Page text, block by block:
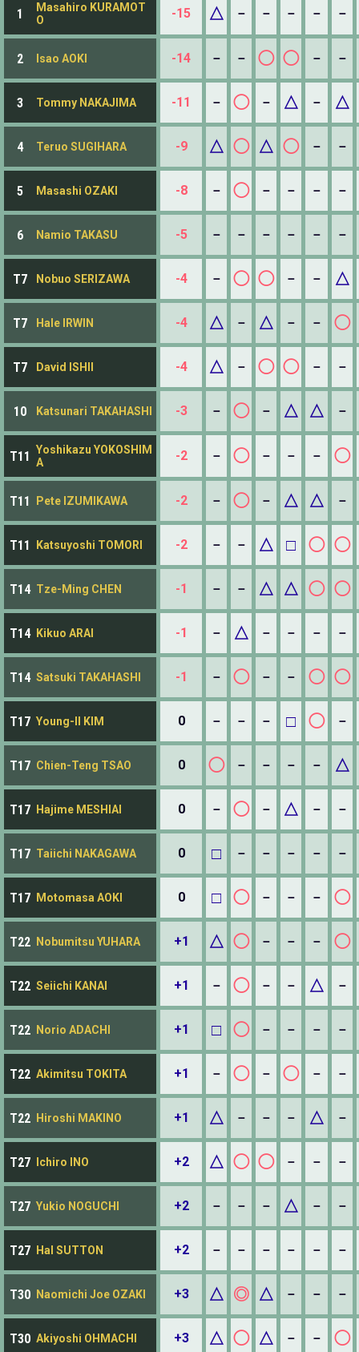
1
Masahiro KURAMOT
O
-15 △ － － － － －
2 Isao AOKI -14 － － ◯ ◯ － －
3 Tommy NAKAJIMA -11 － ◯ － △ － △
4 Teruo SUGIHARA -9 △ ◯ △ ◯ － －
5 Masashi OZAKI -8 － ◯ － － － －
6 Namio TAKASU -5 － － － － － －
T7 Nobuo SERIZAWA -4 － ◯ ◯ － － △
T7 Hale IRWIN -4 △ － △ － － ◯
T7 David ISHII -4 △ － ◯ ◯ － －
10 Katsunari TAKAHASHI -3 － ◯ － △ △ －
T11 Yoshikazu YOKOSHIM
A
-2 － ◯ － － － ◯
T11 Pete IZUMIKAWA -2 － ◯ － △ △ －
T11 Katsuyoshi TOMORI -2 － － △ □ ◯ ◯
T14 Tze-Ming CHEN -1 － － △ △ ◯ ◯
T14 Kikuo ARAI -1 － △ － － － －
T14 Satsuki TAKAHASHI -1 － ◯ － － ◯ ◯
T17 Young-Il KIM 0 － － － □ ◯ －
T17 Chien-Teng TSAO 0 ◯ － － － － △
T17 Hajime MESHIAI 0 － ◯ － △ － －
T17 Taiichi NAKAGAWA 0 □ － － － － －
T17 Motomasa AOKI 0 □ ◯ － － － ◯
T22 Nobumitsu YUHARA +1 △ ◯ － － － ◯
T22 Seiichi KANAI +1 － ◯ － － △ －
T22 Norio ADACHI +1 □ ◯ － － － －
T22 Akimitsu TOKITA +1 － ◯ － ◯ － －
T22 Hiroshi MAKINO +1 △ － － － △ －
T27 Ichiro INO +2 △ ◯ ◯ － － －
T27 Yukio NOGUCHI +2 － － － △ － －
T27 Hal SUTTON +2 － － － － － －
T30 Naomichi Joe OZAKI +3 △ ◎ △ － － －
T30 Akiyoshi OHMACHI +3 △ ◯ △ － － ◯